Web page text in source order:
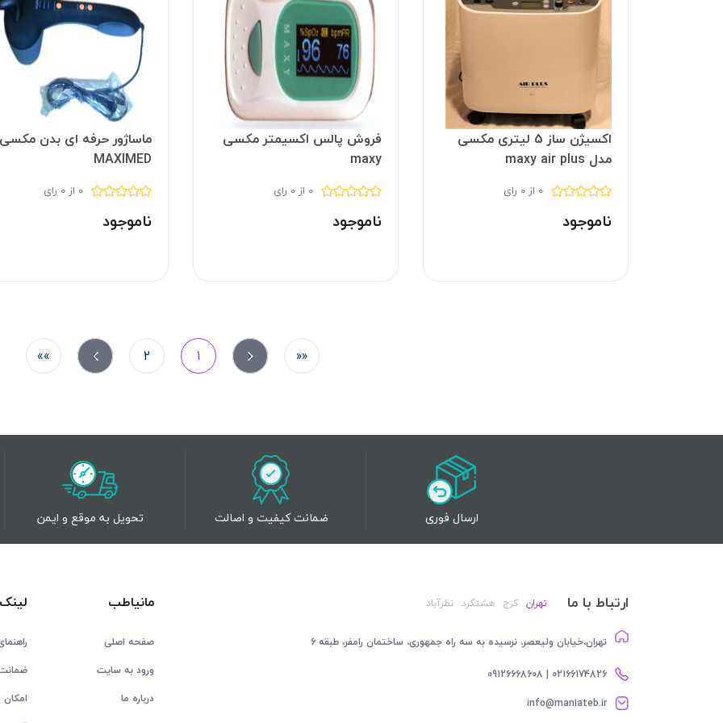
اکسیژن ساز 5 لیتری مکسی
مدل maxy air plus
0 از 0 رای
ناموجود
فروش پالس اکسیمتر مکسی
maxy
0 از 0 رای
ناموجود
ماساژور حرفه ای بدن
MAXIMED
0 از 0 رای
ناموجود
««
«
1
2
»
»»
ارسال فوری ضمانت کیفیت و اصالت تحویل به موقع و ایمن
ارتباط با ما تهران کرج هشتگرد نظرآباد
تهران،خیابان ولیعصر، نرسیده به سه راه جمهوری، ساختمان رامفر، طبقه 6
02166174826 | 09126668608
info@maniateb.ir
مانیاطب
صفحه اصلی
ورود به سایت
درباره ما